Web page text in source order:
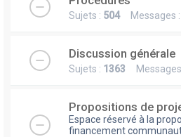
Sujets : 504Messages :
Discussion générale
Sujets : 1363
Propositions de
Espace réservé à la
financement